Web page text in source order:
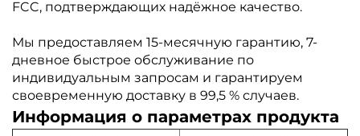
FCC, подтверждающих надёжное качество.
Мы предоставляем 15-месячную гарантию, 7-
дневное быстрое обслуживание по
индивидуальным запросам и гарантируем
своевременную доставку в 99,5 % случаев.
Информация о параметрах продукта